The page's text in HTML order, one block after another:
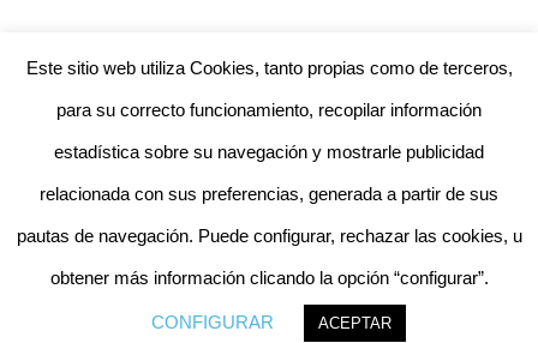
Fisioterapia José Romero
| Todos los derechos
reservados | Diseñado porAznalmara® Design
Facebook
Instagram
Este sitio web utiliza Cookies, tanto propias como de terceros,
para su correcto funcionamiento, recopilar información
estadística sobre su navegación y mostrarle publicidad
relacionada con sus preferencias, generada a partir de sus
pautas de navegación. Puede configurar, rechazar las cookies, u
obtener más información clicando la opción “configurar”.
CONFIGURAR ACEPTAR